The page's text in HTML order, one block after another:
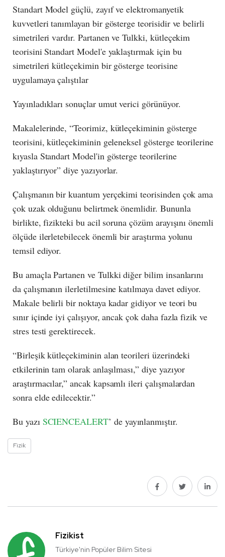
Standart Model güçlü, zayıf ve elektromanyetik
kuvvetleri tanımlayan bir gösterge teorisidir ve belirli
simetrileri vardır. Partanen ve Tulkki, kütleçekim
teorisini Standart Model'e yaklaştırmak için bu
simetrileri kütleçekimin bir gösterge teorisine
uygulamaya çalıştılar
Yayınladıkları sonuçlar umut verici görünüyor.
Makalelerinde, “Teorimiz, kütleçekiminin gösterge
teorisini, kütleçekiminin geleneksel gösterge teorilerine
kıyasla Standart Model'in gösterge teorilerine
yaklaştırıyor” diye yazıyorlar.
Çalışmanın bir kuantum yerçekimi teorisinden çok ama
çok uzak olduğunu belirtmek önemlidir. Bununla
birlikte, fizikteki bu acil soruna çözüm arayışını önemli
ölçüde ilerletebilecek önemli bir araştırma yolunu
temsil ediyor.
Bu amaçla Partanen ve Tulkki diğer bilim insanlarını
da çalışmanın ilerletilmesine katılmaya davet ediyor.
Makale belirli bir noktaya kadar gidiyor ve teori bu
sınır içinde iyi çalışıyor, ancak çok daha fazla fizik ve
stres testi gerektirecek.
“Birleşik kütleçekiminin alan teorileri üzerindeki
etkilerinin tam olarak anlaşılması,” diye yazıyor
araştırmacılar,” ancak kapsamlı ileri çalışmalardan
sonra elde edilecektir.”
Bu yazı SCIENCEALERT’ de yayınlanmıştır.
Fizik
Fizikist
Türkiye'nin Popüler Bilim Sitesi